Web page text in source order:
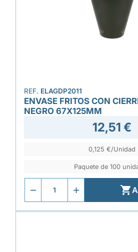
REF. ELAGDP2011
ENVASE FRITOS CON
NEGRO 67X125MM
12,51 €
0,125 €/Unidad
Paquete de 100
